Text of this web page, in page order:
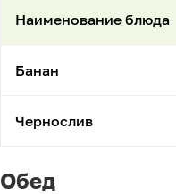
Наименование блюда
Банан
Чернослив
Обед